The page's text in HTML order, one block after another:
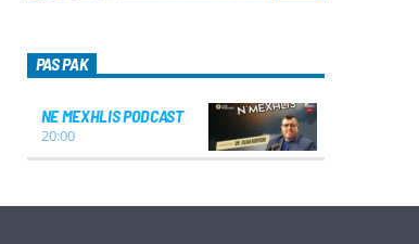
PAS PAK
NE MEXHLIS PODCAST
20:00